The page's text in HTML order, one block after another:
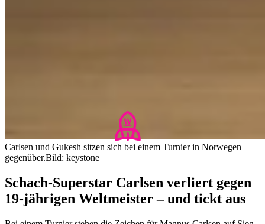
Carlsen und Gukesh sitzen sich bei einem Turnier in Norwegen
gegenüber.Bild: keystone
Schach-Superstar Carlsen verliert gegen
19-jährigen Weltmeister – und tickt aus